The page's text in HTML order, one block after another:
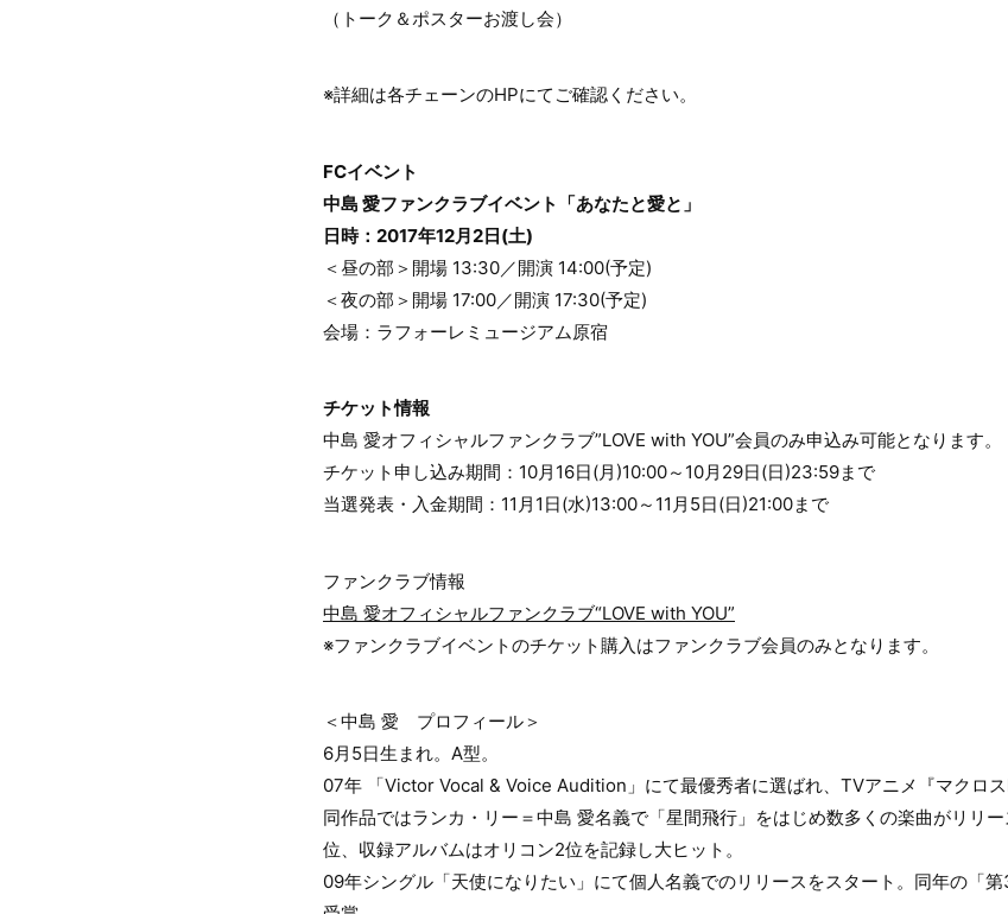
（トーク＆ポスターお渡し会）
※詳細は各チェーンのHPにてご確認ください。
FCイベント
中島 愛ファンクラブイベント「あなたと愛と」
日時：2017年12月2日(土)
＜昼の部＞開場 13:30／開演 14:00(予定)
＜夜の部＞開場 17:00／開演 17:30(予定)
会場：ラフォーレミュージアム原宿
チケット情報
中島 愛オフィシャルファンクラブ”LOVE with YOU”会員のみ申込み可能となります。
チケット申し込み期間：10月16日(月)10:00～10月29日(日)23:59まで
当選発表・入金期間：11月1日(水)13:00～11月5日(日)21:00まで
ファンクラブ情報
中島 愛オフィシャルファンクラブ“LOVE with YOU”
※ファンクラブイベントのチケット購入はファンクラブ会員のみとなります。
＜中島 愛 プロフィール＞
6月5日生まれ。A型。
07年 「Victor Vocal & Voice Audition」にて最優秀者に選ばれ、TVアニメ『マクロス
同作品ではランカ・リー＝中島 愛名義で「星間飛行」をはじめ数多くの楽曲がリリ
位、収録アルバムはオリコン2位を記録し大ヒット。
09年シングル「天使になりたい」にて個人名義でのリリースをスタート。同年の「